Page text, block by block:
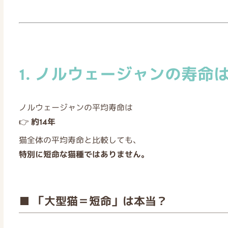
1. ノルウェージャンの寿命
ノルウェージャンの平均寿命は
👉 約14年
猫全体の平均寿命と比較しても、
特別に短命な猫種ではありません。
■ 「大型猫＝短命」は本当？